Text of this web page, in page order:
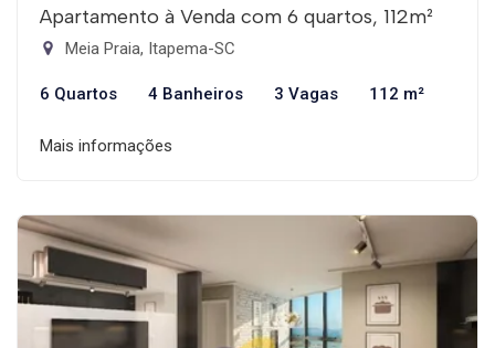
Apartamento à Venda com 6 quartos, 112m²
Meia Praia, Itapema-SC
6 Quartos 4 Banheiros 3 Vagas 112 m²
Mais informações